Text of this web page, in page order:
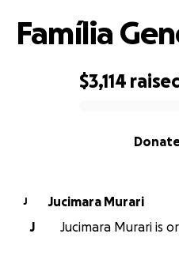
$3,114
Família
J
Jucimara Murari
J
Jucimara Murari is